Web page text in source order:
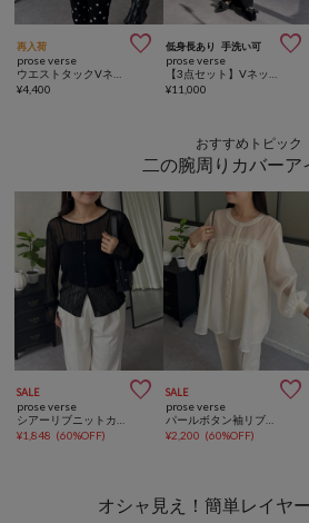
再入荷 
prose verse
¥4,400
低身長あり 手洗い可 
prose verse
¥11,000
おすすめトピック
二の腕周りカバーア
SALE 
prose verse
¥1,848 (60%OFF)
SALE 
prose verse
¥2,200 (60%OFF)
オシャ見え！簡単レイヤ